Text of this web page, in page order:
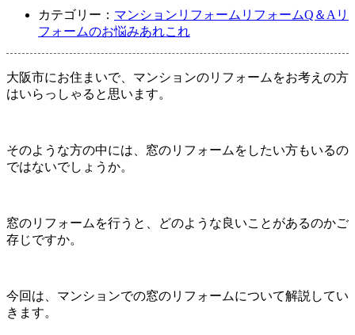
カテゴリー： マンションリフォーム リフォームQ＆A リ
フォームのお悩みあれこれ
大阪市にお住まいで、マンションのリフォームをお考えの方
はいらっしゃると思います。
そのような方の中には、窓のリフォームをしたい方もいるの
ではないでしょうか。
窓のリフォームを行うと、どのような良いことがあるのかご
存じですか。
今回は、マンションでの窓のリフォームについて解説してい
きます。